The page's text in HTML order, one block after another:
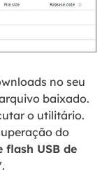
no seu
baixado.
o utilitário.
do
flash USB de